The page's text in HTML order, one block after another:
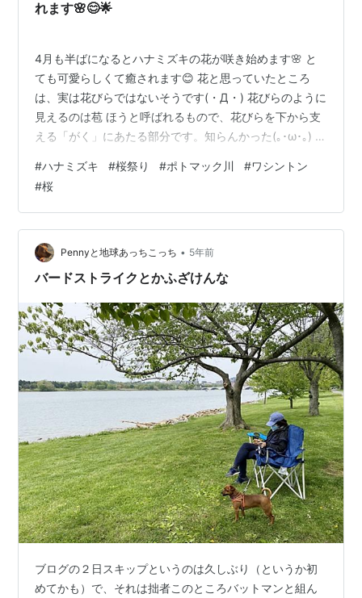
れます🌸😊🌟
4月も半ばになるとハナミズキの花が咲き始めます🌸 と
ても可愛らしくて癒されます😊 花と思っていたところ
は、実は花びらではないそうです(・Д・) 花びらのように
見えるのは苞 ほうと呼ばれるもので、花びらを下から支
える「がく」にあたる部分です。知らんかった(｡･ω･｡) 本
がいっぱい🌟 これはこれで可愛いかも🤗 米国ワシント
ン・ポトマック川の桜並木はとても有名です🌸 この桜は
日本から贈られた 日米親善🇯🇵🇺🇸の象徴 そのお返しに
と贈られたのがハナミズキなのです🌟 桜もハナミズキも
海を渡った国で咲き誇ります😊 その愛らしさ美しさで、
見る人の心を癒し…
#ハナミズキ #桜祭り #ポトマック川 #ワシントン
#桜
Pennyと地球あっちこっち • 5年前
バードストライクとかふざけんな
ブログの２日スキップというのは久しぶり（というか初
めてかも）で、それは拙者このところバットマンと組ん